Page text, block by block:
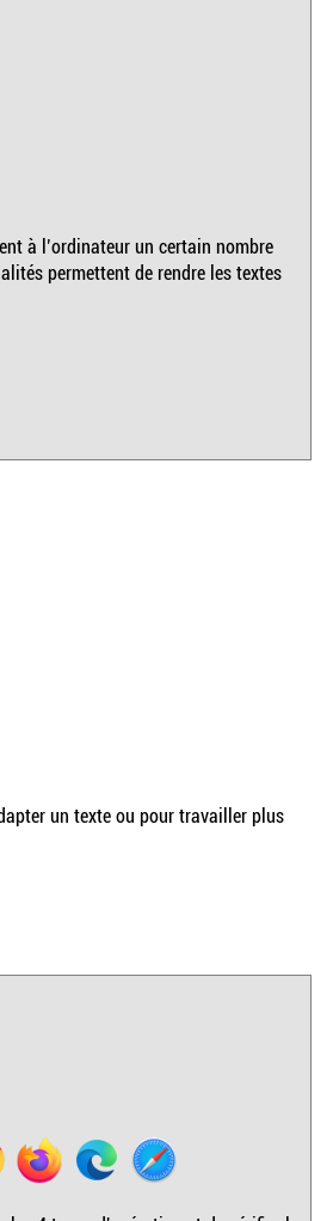
à l’ordinateur un certain nombre
permettent de rendre les textes
un texte ou pour travailler plus